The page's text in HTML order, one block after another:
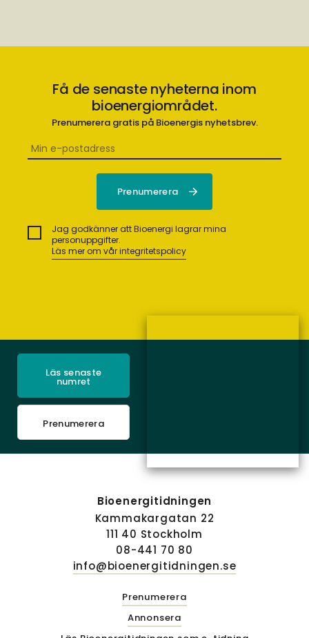
Få de senaste nyheterna inom
bioenergiområdet.
Prenumerera gratis på Bioenergis nyhetsbrev.
Jag godkänner att Bioenergi lagrar mina
personuppgifter.
Läs mer om vår integritetspolicy
Läs senaste
numret
Prenumerera
Bioenergitidningen
Kammakargatan 22
111 40 Stockholm
08-441 70 80
info@bioenergitidningen.se
Prenumerera
Annonsera